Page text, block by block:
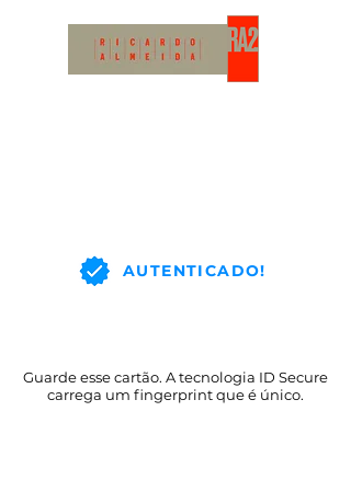
AUTENTICADO!
Guarde esse cartão. A tecnologia ID Secure
carrega um fingerprint que é único.